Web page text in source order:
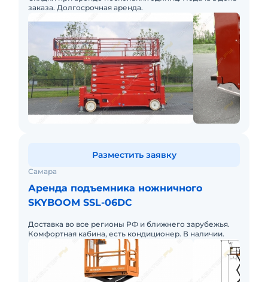
заказа. Долгосрочная аренда.
Самара
Аренда подъемника ножничного
SKYBOOM SSL-06DC
Доставка во все регионы РФ и ближнего зарубежья.
Комфортная кабина, есть кондиционер. В наличии.
Разместить заявку